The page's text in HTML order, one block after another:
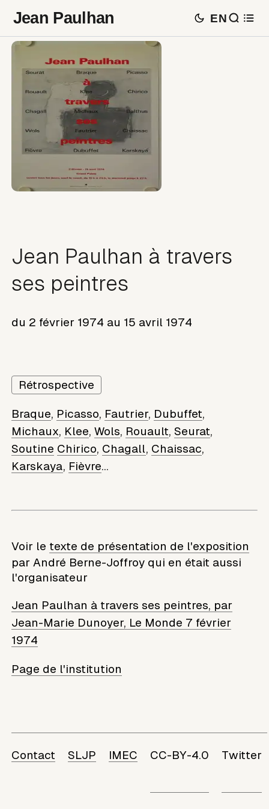
Jean Paulhan EN
Jean Paulhan à travers
ses peintres
du 2 février 1974 au 15 avril 1974
Rétrospective
Braque, Picasso, Fautrier, Dubuffet,
Michaux, Klee,Wols, Rouault,Seurat,
Soutine Chirico, Chagall, Chaissac,
Karskaya, Fièvre...
Voir le texte de présentation de l'exposition
par André Berne-Joffroy qui en était aussi
l'organisateur
Jean Paulhan à travers ses peintres, par
Jean-Marie Dunoyer, Le Monde 7 février
1974
Page de l'institution
Contact SLJP IMEC CC-BY-4.0 Twitter